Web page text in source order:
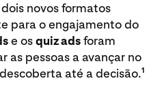
novos formatos
para o engajamento do
e osquiz adsforam
as pessoas a avançar no
até a decisão.1